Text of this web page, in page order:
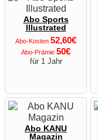
Abo Sports
Illustrated
Abo-Kosten 52,60€
Abo-Prämie 50€
für 1 Jahr
Abo KANU
Magazin